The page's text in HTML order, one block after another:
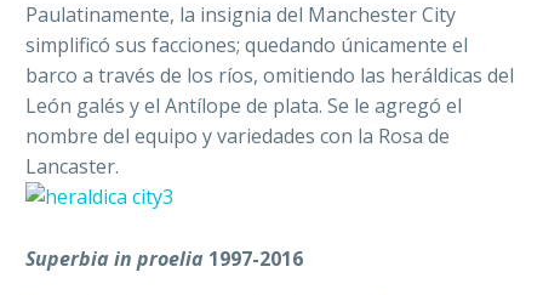
Paulatinamente, la insignia del Manchester City
simplificó sus facciones; quedando únicamente el
barco a través de los ríos, omitiendo las heráldicas del
León galés y el Antílope de plata. Se le agregó el
nombre del equipo y variedades con la Rosa de
Lancaster.
Superbia in proelia 1997-2016